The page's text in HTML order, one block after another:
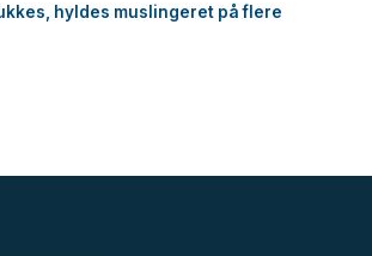
hyldes muslingeret på flere